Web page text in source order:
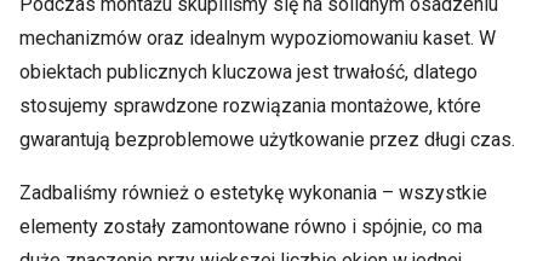
mechanizmów oraz idealnym wypoziomowaniu kaset. W
obiektach publicznych kluczowa jest trwałość, dlatego
stosujemy sprawdzone rozwiązania montażowe, które
gwarantują bezproblemowe użytkowanie przez długi czas.
Zadbaliśmy również o estetykę wykonania – wszystkie
elementy zostały zamontowane równo i spójnie, co ma